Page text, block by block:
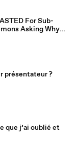
For Sub-
Asking Why
They NEVER
présentateur ?
que j’ai oublié et